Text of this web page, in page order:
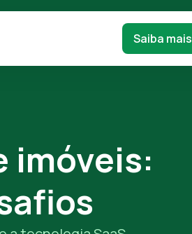
Saiba mais
imóveis: